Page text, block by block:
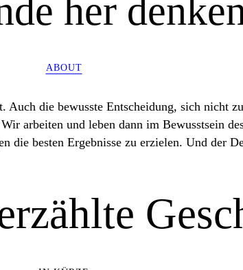
her
ABOUT
die bewusste Entscheidung, sich nicht
arbeiten und leben dann im Bewusstsein
besten Ergebnisse zu erzielen. Und der